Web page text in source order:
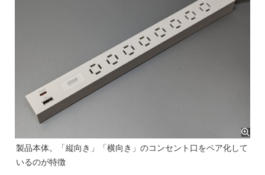
製品本体。「縦向き」「横向き」のコンセント口をペア化して
いるのが特徴